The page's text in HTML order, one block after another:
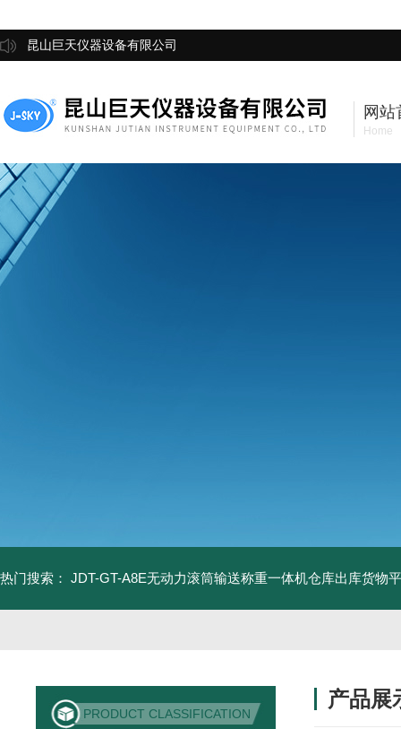
昆山巨天仪器设备有限公司
网站
Home
热门搜索： JDT-GT-A8E无动力滚筒输送称重一体机仓库出库货物
PRODUCT CLASSIFICATION
产品展